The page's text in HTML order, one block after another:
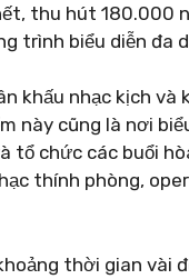
thu hút 180.000
trình biểu diễn đa
khấu nhạc kịch và
này cũng là nơi
tổ chức các buổi
thính phòng,
thời gian vài